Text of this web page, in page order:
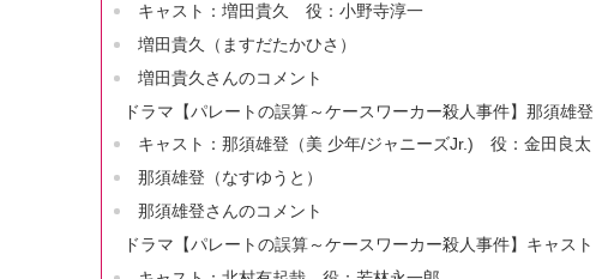
キャスト：増田貴久 役：小野寺淳一
増田貴久（ますだたかひさ）
増田貴久さんのコメント
ドラマ【パレートの誤算～ケースワーカー殺人事件】那須雄
キャスト：那須雄登（美 少年/ジャニーズJr.) 役：金田良太
那須雄登（なすゆうと）
那須雄登さんのコメント
ドラマ【パレートの誤算～ケースワーカー殺人事件】キャスト